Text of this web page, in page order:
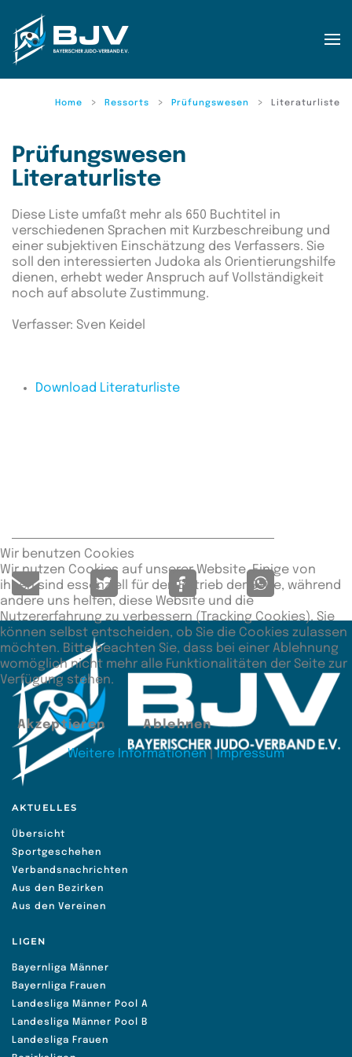
Zum Hauptinhalt springen
Home Ressorts Prüfungswesen Literaturliste
Prüfungswesen
Literaturliste
Diese Liste umfaßt mehr als 650 Buchtitel in
verschiedenen Sprachen mit Kurzbeschreibung und
einer subjektiven Einschätzung des Verfassers. Sie
soll den interessierten Judoka als Orientierungshilfe
dienen, erhebt weder Anspruch auf Vollständigkeit
noch auf absolute Zustimmung.
Verfasser: Sven Keidel
Download Literaturliste
AKTUELLES
Übersicht
Sportgeschehen
Verbandsnachrichten
Aus den Bezirken
Aus den Vereinen
LIGEN
Bayernliga Männer
Bayernliga Frauen
Landesliga Männer Pool A
Landesliga Männer Pool B
Landesliga Frauen
Wir benutzen Cookies
Wir nutzen Cookies auf unserer Website. Einige von
ihnen sind essenziell für den Betrieb der Seite, während
andere uns helfen, diese Website und die
Nutzererfahrung zu verbessern (Tracking Cookies). Sie
können selbst entscheiden, ob Sie die Cookies zulassen
möchten. Bitte beachten Sie, dass bei einer Ablehnung
womöglich nicht mehr alle Funktionalitäten der Seite zur
Verfügung stehen.
Akzeptieren Ablehnen
Weitere Informationen|Impressum